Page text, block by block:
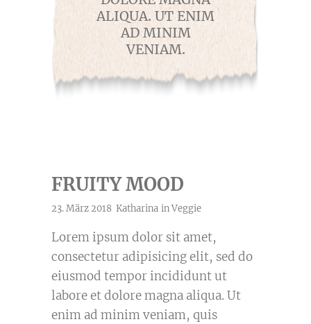
ALIQUA. UT ENIM
AD MINIM
VENIAM.
FRUITY MOOD
23. März 2018 Katharina inVeggie
Lorem ipsum dolor sit amet,
consectetur adipisicing elit, sed do
eiusmod tempor incididunt ut
labore et dolore magna aliqua. Ut
enim ad minim veniam, quis